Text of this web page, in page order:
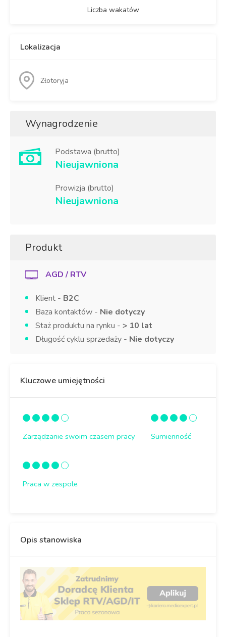
Liczba wakatów
Lokalizacja
Złotoryja
Wynagrodzenie
Podstawa (brutto)
Nieujawniona
Prowizja (brutto)
Nieujawniona
Produkt
AGD / RTV
Klient - B2C
Baza kontaktów - Nie dotyczy
Staż produktu na rynku - > 10 lat
Długość cyklu sprzedaży - Nie dotyczy
Kluczowe umiejętności
Zarządzanie swoim czasem pracy Sumienność
Praca w zespole
Opis stanowiska